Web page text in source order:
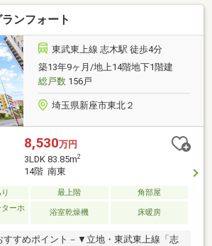
付き■LD部分TES温水式床暖房設置■ウォー
ーゼット、全室収納有■柱の出っ張りをな
フレーム工法で室内すっきりとした印象で
二重天井構造■ペアガラス冊子を採用し、
め、結露を抑えます■カラーモニター付き
ン■ダブルオートロックでセキュリティも
ックス有■24時間ゴミ出し可能■ペット飼
による制…
ンフォート
東武東上線 志木駅 徒歩4分
築13年9ヶ月/地上14階地下1階建
総戸数156戸
埼玉県新座市東北２
8,530万円
3LDK 83.85m2
14階 南東
最上階
角部屋
ーホ
浴室乾燥機 床暖房
すすめポイント－▼立地・東武東上線「志